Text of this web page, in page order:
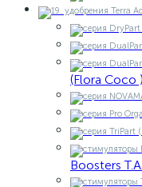
(Flora Coco )
Boosters T.A.